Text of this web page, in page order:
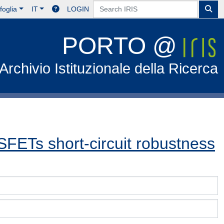
IT LOGIN
PORTO @
Istituzionale della Ricerca
short-circuit robustness